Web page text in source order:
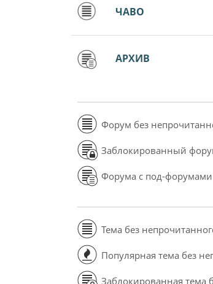
ЧАВО
АРХИВ
Форум без
Заблокированный
Форума с под-
Тема без
Популярная тема без
Заблокированная тема